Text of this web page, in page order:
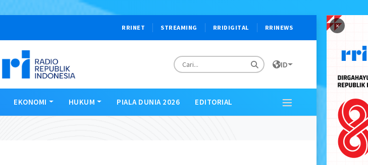
×
RRINET STREAMING RRIDIGITAL RRINEWS
ID
EKONOMI HUKUM PIALA DUNIA 2026 EDITORIAL